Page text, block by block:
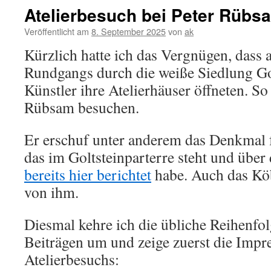
Atelierbesuch bei Peter
Veröffentlicht am 8. September 2025von ak
Kürzlich hatte ich das Vergnügen, dass
Rundgangs durch die weiße Siedlung
Künstler ihre Atelierhäuser öffneten.
Rübsam besuchen.
Er erschuf unter anderem das
das im Goltsteinparterre steht und
bereits hier berichtethabe. Auch das
von ihm.
Diesmal kehre ich die übliche
Beiträgen um und zeige zuerst die
Atelierbesuchs: